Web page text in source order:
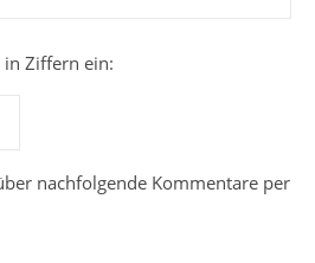
Ziffern ein:
nachfolgende Kommentare per